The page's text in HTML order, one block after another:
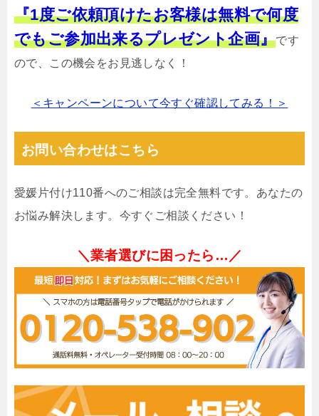
『1度ご依頼頂けたお客様は無料で何度
でもご参加出来るプレゼント企画』です
ので、この機会をお見逃しなく！
＜キャンペーンについて今すぐ確認してみる！＞
お問い合わせはこちら
愛媛片付け110番へのご相談は完全無料です。あなたの
お悩み解決します。今すぐご相談ください！
＼業者選びに困ったら…／